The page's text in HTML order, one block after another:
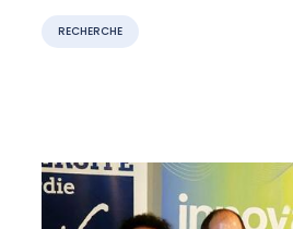
RECHERCHE